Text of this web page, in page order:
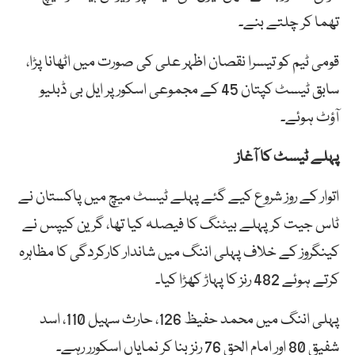
تھما کر چلتے بنے۔
قومی ٹیم کو تیسرا نقصان اظہر علی کی صورت میں اٹھانا پڑا،
سابق ٹیسٹ کپتان 45 کے مجموعی اسکور پر ایل بی ڈبلیو
آؤٹ ہوئے۔
پہلے ٹیسٹ کا آغاز
اتوار کے روز شروع کیے گئے پہلے ٹیسٹ میچ میں پاکستان نے
ٹاس جیت کر پہلے بیٹنگ کا فیصلہ کیا تھا، گرین کیپس نے
کینگروز کے خلاف پہلی اننگ میں شاندار کارکردگی کا مظاہرہ
کرتے ہوئے 482 رنز کا پہاڑ کھڑا کیا۔
پہلی اننگ میں محمد حفیظ 126، حارث سہیل 110، اسد
شفیق 80 اور امام الحق 76 رنز بنا کر نمایاں اسکورر رہے۔